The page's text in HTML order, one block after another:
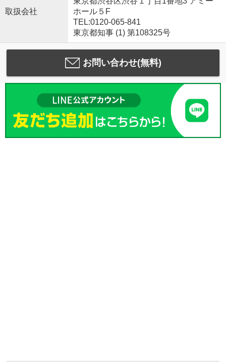
取扱会社
ホール５F
TEL:0120-065-841
東京都知事 (1) 第108325号
お問い合わせ(無料)